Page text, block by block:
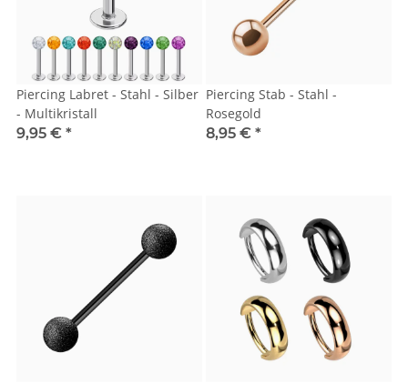
Piercing Labret - Stahl - Silber
- Multikristall
9,95 € *
Piercing Stab - Stahl -
Rosegold
8,95 € *